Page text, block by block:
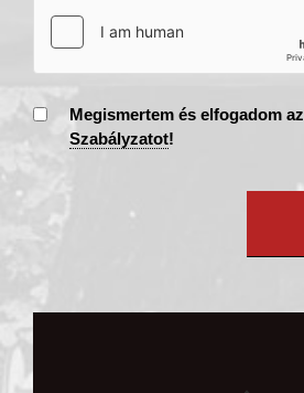
Megismertem és elfogadom az
Szabályzatot!